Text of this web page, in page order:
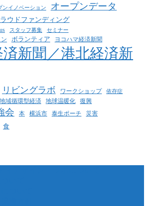
ンイノベーション オープンデータ
ウドファンディング
スタッフ募集 セミナー
ボランティア ヨコハマ経済新聞
新聞／港北経済新
リビングラボ ワークショップ 依存症
地域循環型経済 地球温暖化 復興
会 本 横浜市 泰生ポーチ 災害
食